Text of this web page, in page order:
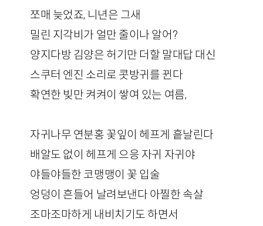
쪼매 늦었죠, 니년은 그새
밀린 지각비가 얼만 줄이나 알어?
양지다방 김양은 허기만 더할 말대답 대신
스쿠터 엔진 소리로 콧방귀를 뀐다
확연한 빚만 켜켜이 쌓여 있는 여름,
자귀나무 연분홍 꽃잎이 헤프게 흩날린다
배알도 없이 헤프게 으응 자귀 자귀야
야들야들한 코맹맹이 꽃 입술
엉덩이 흔들어 날려보낸다 아찔한 속살
조마조마하게 내비치기도 하면서